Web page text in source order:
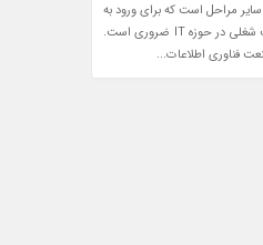
مراحل است که برای ورود به
یک دوره تحصیلی یا یک موقعیت شغلی در حوزه IT ضروری است.
فناوری اطلاعات...